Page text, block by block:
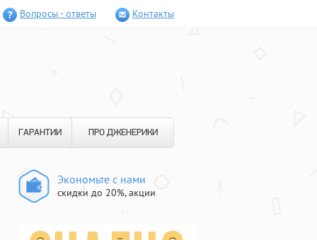
Вопросы - ответы Контакты
ГАРАНТИИ ПРО ДЖЕНЕРИКИ
Экономьте с нами
скидки до 20%, акции